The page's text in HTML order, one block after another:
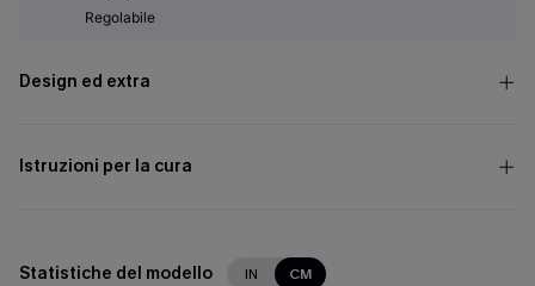
Regolabile
Design ed extra
Istruzioni per la cura
Statistiche del modello IN CM